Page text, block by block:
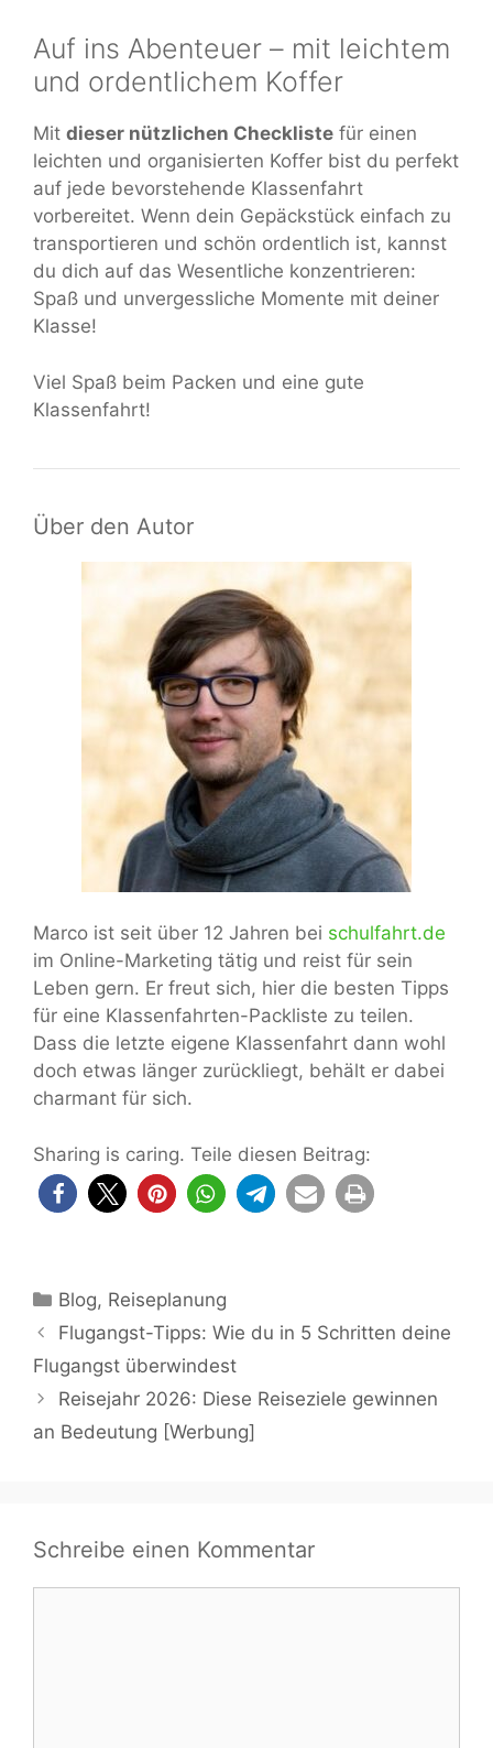
Auf ins Abenteuer – mit leichtem
und ordentlichem Koffer
Mit dieser nützlichen Checkliste für einen
leichten und organisierten Koffer bist du perfekt
auf jede bevorstehende Klassenfahrt
vorbereitet. Wenn dein Gepäckstück einfach zu
transportieren und schön ordentlich ist, kannst
du dich auf das Wesentliche konzentrieren:
Spaß und unvergessliche Momente mit deiner
Klasse!
Viel Spaß beim Packen und eine gute
Klassenfahrt!
Über den Autor
Marco ist seit über 12 Jahren bei schulfahrt.de
im Online-Marketing tätig und reist für sein
Leben gern. Er freut sich, hier die besten Tipps
für eine Klassenfahrten-Packliste zu teilen.
Dass die letzte eigene Klassenfahrt dann wohl
doch etwas länger zurückliegt, behält er dabei
charmant für sich.
Sharing is caring. Teile diesen Beitrag:
Kategorien
Blog, Reiseplanung
Flugangst-Tipps: Wie du in 5 Schritten deine
Flugangst überwindest
Reisejahr 2026: Diese Reiseziele gewinnen
an Bedeutung [Werbung]
Schreibe einen Kommentar